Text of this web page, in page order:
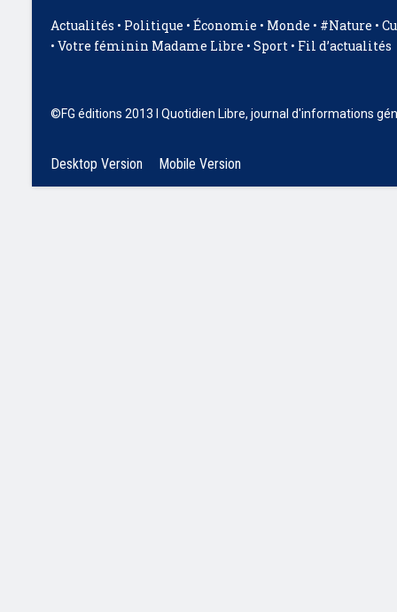
Actualités • Politique •Économie • Monde • #Nature •
•Votre féminin Madame Libre •Sport • Fil d’actualités
©FG éditions 2013 I Quotidien Libre, journal d'informations
Desktop Version Mobile Version